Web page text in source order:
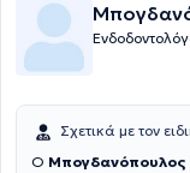
Σχετικά με τον
Ο Μπογδανόπουλος